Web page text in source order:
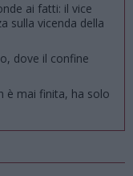
ai fatti: il vice
sulla vicenda della
dove il confine
è mai finita, ha solo